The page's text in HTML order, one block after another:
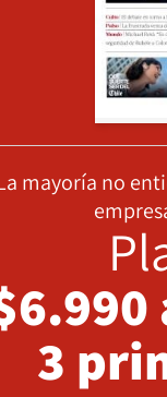
mayoría no
3